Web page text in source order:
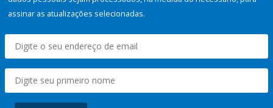
assinar as atualizações selecionadas.